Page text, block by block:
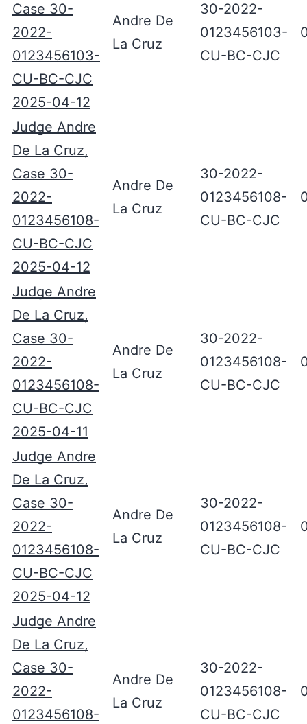
Case 30-
2022-
0123456103-
CU-BC-CJC
2025-04-12
Andre De
La Cruz
30-2022-
0123456103-
CU-BC-CJC
Judge Andre
De La Cruz,
Case 30-
2022-
0123456108-
CU-BC-CJC
2025-04-12
Andre De
La Cruz
30-2022-
0123456108-
CU-BC-CJC
Judge Andre
De La Cruz,
Case 30-
2022-
0123456108-
CU-BC-CJC
2025-04-11
Andre De
La Cruz
30-2022-
0123456108-
CU-BC-CJC
Judge Andre
De La Cruz,
Case 30-
2022-
0123456108-
CU-BC-CJC
2025-04-12
Andre De
La Cruz
30-2022-
0123456108-
CU-BC-CJC
Judge Andre
De La Cruz,
Case 30-
2022-
0123456108-
Andre De
La Cruz
30-2022-
0123456108-
CU-BC-CJC